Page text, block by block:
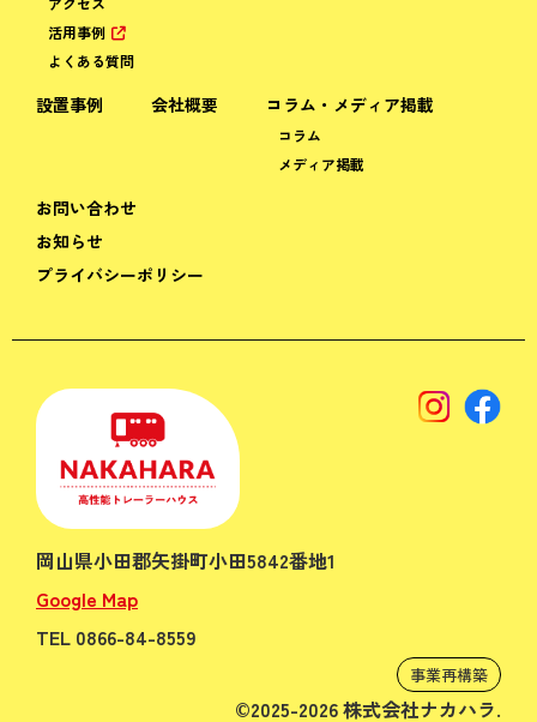
活用事例
よくある質問
設置事例 会社概要 コラム・メディア掲載
コラム
メディア掲載
お問い合わせ
お知らせ
プライバシーポリシー
岡山県小田郡矢掛町小田5842番地1
Google Map
TEL 0866-84-8559
事業再構築
©2025-2026 株式会社ナカハラ.